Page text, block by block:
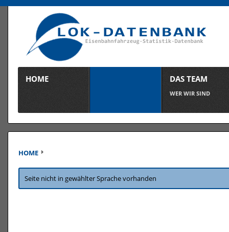
HOME DAS TEAM
WER WIR SIND
HOME
Seite nicht in gewählter Sprache vorhanden